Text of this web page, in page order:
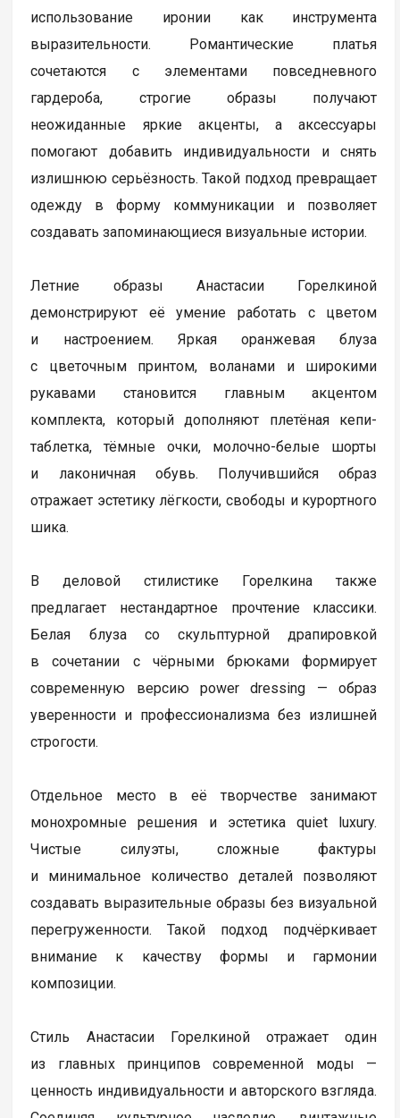
использование иронии как инструмента
выразительности. Романтические платья
сочетаются с элементами повседневного
гардероба, строгие образы получают
неожиданные яркие акценты, а аксессуары
помогают добавить индивидуальности и снять
излишнюю серьёзность. Такой подход превращает
одежду в форму коммуникации и позволяет
создавать запоминающиеся визуальные истории.
Летние образы Анастасии Горелкиной
демонстрируют её умение работать с цветом
и настроением. Яркая оранжевая блуза
с цветочным принтом, воланами и широкими
рукавами становится главным акцентом
комплекта, который дополняют плетёная кепи-
таблетка, тёмные очки, молочно-белые шорты
и лаконичная обувь. Получившийся образ
отражает эстетику лёгкости, свободы и курортного
шика.
В деловой стилистике Горелкина также
предлагает нестандартное прочтение классики.
Белая блуза со скульптурной драпировкой
в сочетании с чёрными брюками формирует
современную версию power dressing — образ
уверенности и профессионализма без излишней
строгости.
Отдельное место в её творчестве занимают
монохромные решения и эстетика quiet luxury.
Чистые силуэты, сложные фактуры
и минимальное количество деталей позволяют
создавать выразительные образы без визуальной
перегруженности. Такой подход подчёркивает
внимание к качеству формы и гармонии
композиции.
Стиль Анастасии Горелкиной отражает один
из главных принципов современной моды —
ценность индивидуальности и авторского взгляда.